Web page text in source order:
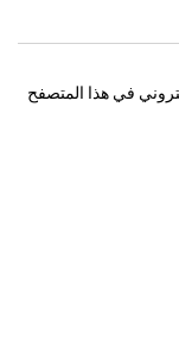
في هذا المتصفح